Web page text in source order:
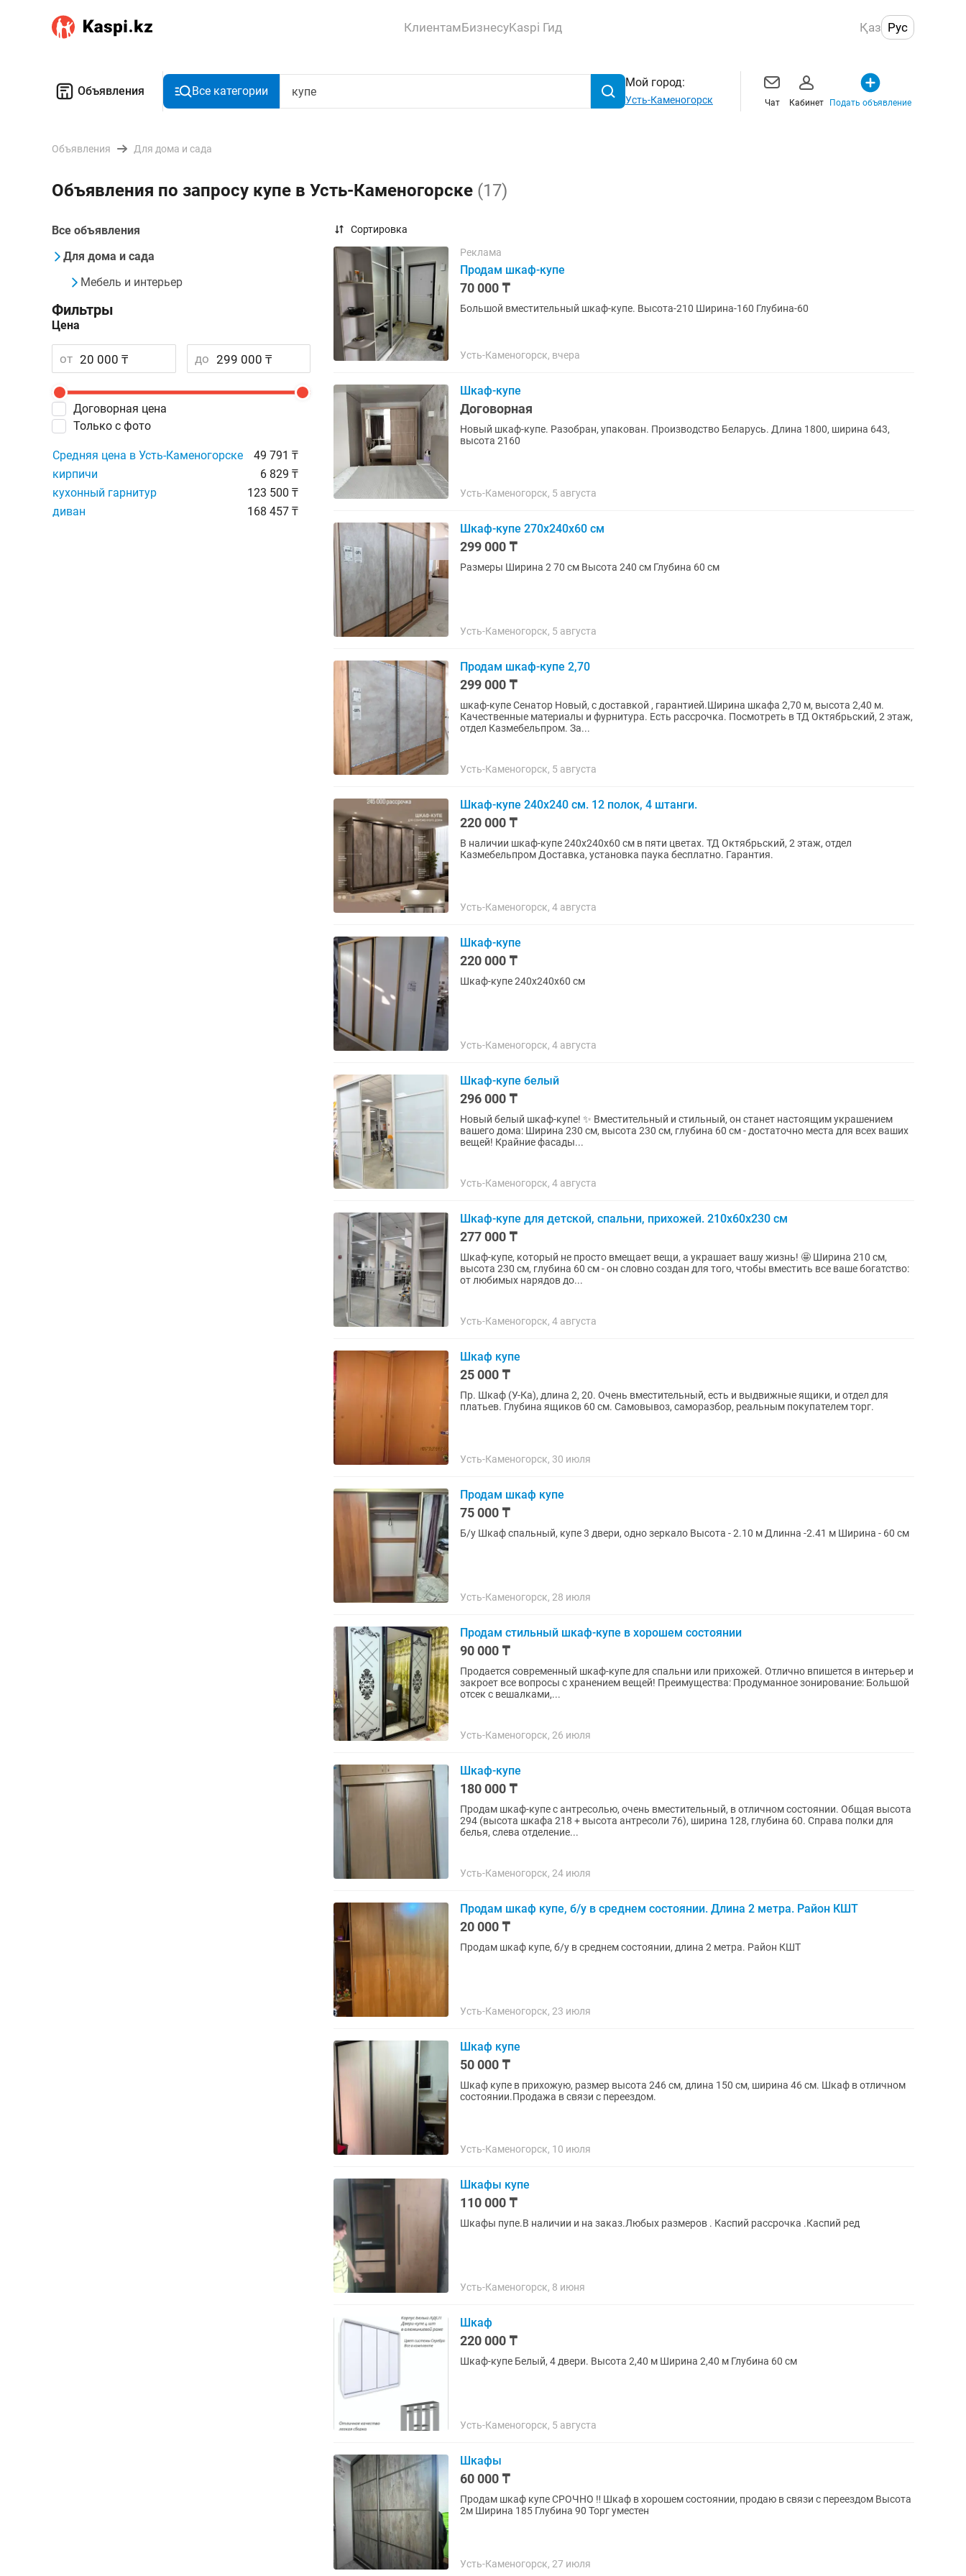
КлиентамБизнесуKaspi Гид Қаз Рус
Объявления Все категории
Мой город:
Усть-Каменогорск Чат Кабинет Подать объявление
Объявления Для дома и сада
Объявления по запросу купе в Усть-Каменогорске (17)
Все объявления
Для дома и сада
Мебель и интерьер
Фильтры
Цена
от до
Договорная цена
Только с фото
Средняя цена в Усть-Каменогорске
49 791 ₸
кирпичи
6 829 ₸
кухонный гарнитур
123 500 ₸
диван
168 457 ₸
Сортировка
Реклама
Продам шкаф-купе
70 000 ₸
Большой вместительный шкаф-купе. Высота-210 Ширина-160 Глубина-60
Усть-Каменогорск, вчера
Шкаф-купе
Договорная
Новый шкаф-купе. Разобран, упакован. Производство Беларусь. Длина 1800, ширина 643,
высота 2160
Усть-Каменогорск, 5 августа
Шкаф-купе 270х240х60 см
299 000 ₸
Размеры Ширина 2 70 см Высота 240 см Глубина 60 см
Усть-Каменогорск, 5 августа
Продам шкаф-купе 2,70
299 000 ₸
шкаф-купе Сенатор Новый, с доставкой , гарантией.Ширина шкафа 2,70 м, высота 2,40 м.
Качественные материалы и фурнитура. Есть рассрочка. Посмотреть в ТД Октябрьский, 2 этаж,
отдел Казмебельпром. За...
Усть-Каменогорск, 5 августа
Шкаф-купе 240х240 см. 12 полок, 4 штанги.
220 000 ₸
В наличии шкаф-купе 240х240х60 см в пяти цветах. ТД Октябрьский, 2 этаж, отдел
Казмебельпром Доставка, установка паука бесплатно. Гарантия.
Усть-Каменогорск, 4 августа
Шкаф-купе
220 000 ₸
Шкаф-купе 240х240х60 см
Усть-Каменогорск, 4 августа
Шкаф-купе белый
296 000 ₸
Новый белый шкаф-купе! ✨ Вместительный и стильный, он станет настоящим украшением
вашего дома: Ширина 230 см, высота 230 см, глубина 60 см - достаточно места для всех ваших
вещей! Крайние фасады...
Усть-Каменогорск, 4 августа
Шкаф-купе для детской, спальни, прихожей. 210х60х230 см
277 000 ₸
Шкаф-купе, который не просто вмещает вещи, а украшает вашу жизнь! 🤩 Ширина 210 см,
высота 230 см, глубина 60 см - он словно создан для того, чтобы вместить все ваше богатство:
от любимых нарядов до...
Усть-Каменогорск, 4 августа
Шкаф купе
25 000 ₸
Пр. Шкаф (У-Ка), длина 2, 20. Очень вместительный, есть и выдвижные ящики, и отдел для
платьев. Глубина ящиков 60 см. Самовывоз, саморазбор, реальным покупателем торг.
Усть-Каменогорск, 30 июля
Продам шкаф купе
75 000 ₸
Б/у Шкаф спальный, купе 3 двери, одно зеркало Высота - 2.10 м Длинна -2.41 м Ширина - 60 см
Усть-Каменогорск, 28 июля
Продам стильный шкаф-купе в хорошем состоянии
90 000 ₸
Продается современный шкаф-купе для спальни или прихожей. Отлично впишется в интерьер и
закроет все вопросы с хранением вещей! Преимущества: Продуманное зонирование: Большой
отсек с вешалками,...
Усть-Каменогорск, 26 июля
Шкаф-купе
180 000 ₸
Продам шкаф-купе с антресолью, очень вместительный, в отличном состоянии. Общая высота
294 (высота шкафа 218 + высота антресоли 76), ширина 128, глубина 60. Справа полки для
белья, слева отделение...
Усть-Каменогорск, 24 июля
Продам шкаф купе, б/у в среднем состоянии. Длина 2 метра. Район КШТ
20 000 ₸
Продам шкаф купе, б/у в среднем состоянии, длина 2 метра. Район КШТ
Усть-Каменогорск, 23 июля
Шкаф купе
50 000 ₸
Шкаф купе в прихожую, размер высота 246 см, длина 150 см, ширина 46 см. Шкаф в отличном
состоянии.Продажа в связи с переездом.
Усть-Каменогорск, 10 июля
Шкафы купе
110 000 ₸
Шкафы пупе.В наличии и на заказ.Любых размеров . Каспий рассрочка .Каспий ред
Усть-Каменогорск, 8 июня
Шкаф
220 000 ₸
Шкаф-купе Белый, 4 двери. Высота 2,40 м Ширина 2,40 м Глубина 60 см
Усть-Каменогорск, 5 августа
Шкафы
60 000 ₸
Продам шкаф купе СРОЧНО ‼️ Шкаф в хорошем состоянии, продаю в связи с переездом Высота
2м Ширина 185 Глубина 90 Торг уместен
Усть-Каменогорск, 27 июля